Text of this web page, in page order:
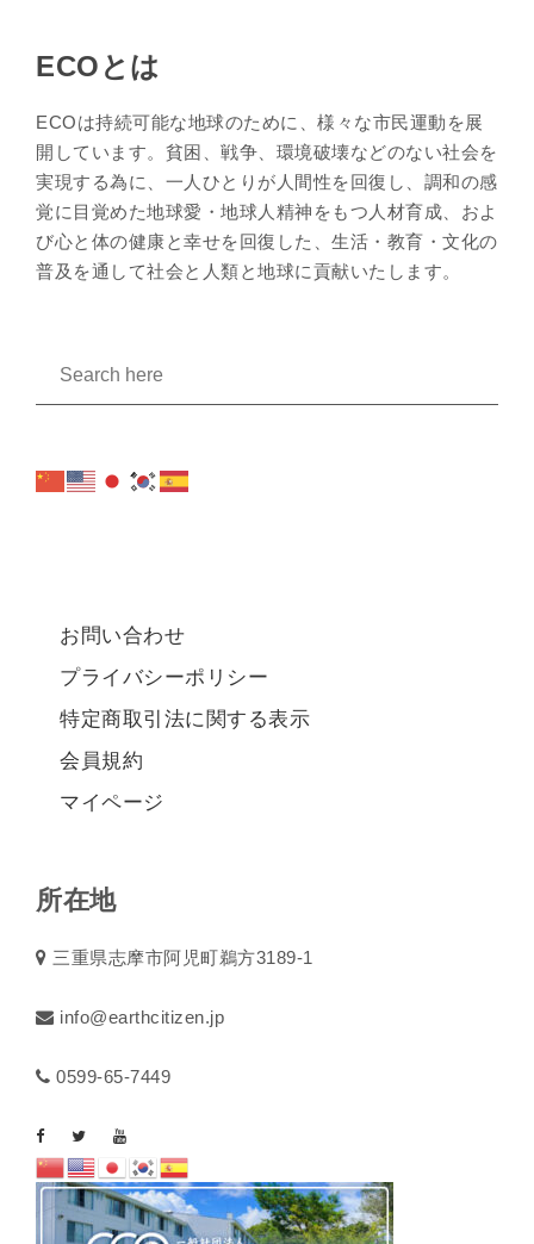
ECOとは
ECOは持続可能な地球のために、様々な市民運動を展
開しています。貧困、戦争、環境破壊などのない社会を
実現する為に、一人ひとりが人間性を回復し、調和の感
覚に目覚めた地球愛・地球人精神をもつ人材育成、およ
び心と体の健康と幸せを回復した、生活・教育・文化の
普及を通して社会と人類と地球に貢献いたします。
お問い合わせ
プライバシーポリシー
特定商取引法に関する表示
会員規約
マイページ
所在地
三重県志摩市阿児町鵜方3189-1
info@earthcitizen.jp
0599-65-7449